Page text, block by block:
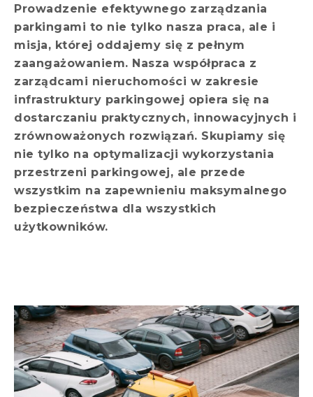
Prowadzenie efektywnego zarządzania
parkingami to nie tylko nasza praca, ale i
misja, której oddajemy się z pełnym
zaangażowaniem. Nasza współpraca z
zarządcami nieruchomości w zakresie
infrastruktury parkingowej opiera się na
dostarczaniu praktycznych, innowacyjnych i
zrównoważonych rozwiązań. Skupiamy się
nie tylko na optymalizacji wykorzystania
przestrzeni parkingowej, ale przede
wszystkim na zapewnieniu maksymalnego
bezpieczeństwa dla wszystkich
użytkowników.